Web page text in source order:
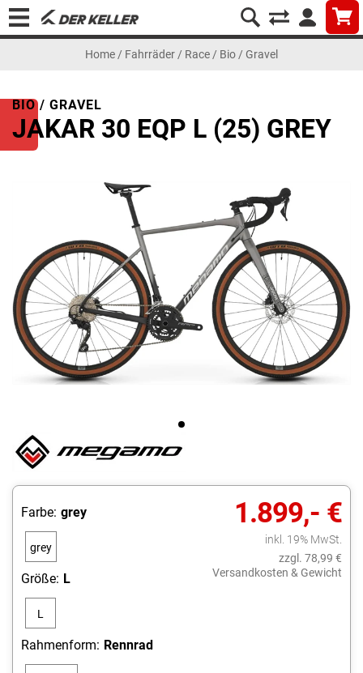
Home / Fahrräder / Race / Bio / Gravel
BIO / GRAVEL
JAKAR 30 EQP L (25) GREY
1.899,- €
inkl. 19% MwSt.
zzgl. 78,99 €
Versandkosten & Gewicht
Farbe: grey
grey
Größe: L
L
Rahmenform: Rennrad